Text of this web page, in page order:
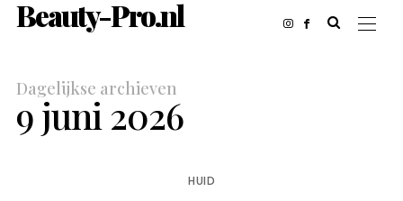
Beauty-Pro.nl
Dagelijkse archieven
9 juni 2026
HUID